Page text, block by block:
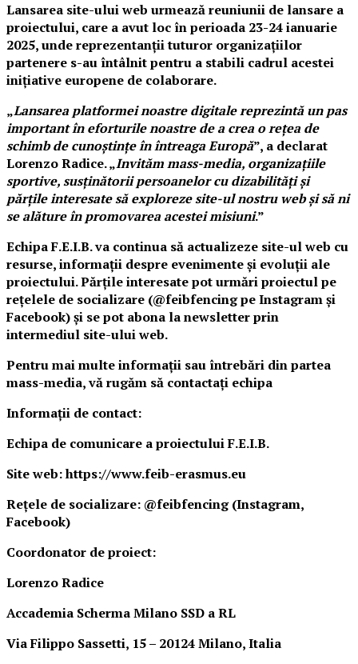
Lansarea site-ului web urmează reuniunii de lansare a
proiectului, care a avut loc în perioada 23-24 ianuarie
2025, unde reprezentanții tuturor organizațiilor
partenere s-au întâlnit pentru a stabili cadrul acestei
inițiative europene de colaborare.
„Lansarea platformei noastre digitale reprezintă un pas
important în eforturile noastre de a crea o rețea de
schimb de cunoștințe în întreaga Europă”, a declarat
Lorenzo Radice. „Invităm mass-media, organizațiile
sportive, susținătorii persoanelor cu dizabilități și
părțile interesate să exploreze site-ul nostru web și să ni
se alăture în promovarea acestei misiuni.”
Echipa F.E.I.B. va continua să actualizeze site-ul web cu
resurse, informații despre evenimente și evoluții ale
proiectului. Părțile interesate pot urmări proiectul pe
rețelele de socializare (@feibfencing pe Instagram și
Facebook) și se pot abona la newsletter prin
intermediul site-ului web.
Pentru mai multe informații sau întrebări din partea
mass-media, vă rugăm să contactați echipa
Informații de contact:
Echipa de comunicare a proiectului F.E.I.B.
Site web: https://www.feib-erasmus.eu
Rețele de socializare: @feibfencing (Instagram,
Facebook)
Coordonator de proiect:
Lorenzo Radice
Accademia Scherma Milano SSD a RL
Via Filippo Sassetti, 15 – 20124 Milano, Italia